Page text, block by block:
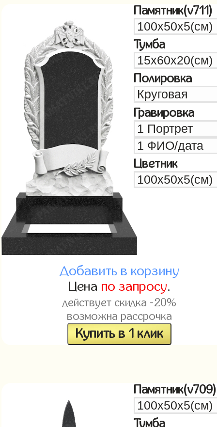
Памятник(v711)
Тумба
Полировка
Гравировка
Цветник
Добавить в корзину
Цена по запросу.
действует скидка -20%
возможна рассрочка
Купить в 1 клик
Памятник(v709)
Тумба